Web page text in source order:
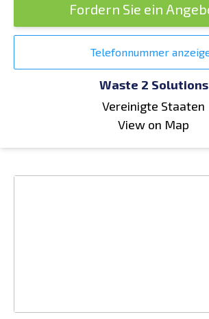
Fordern Sie ein
Telefonnummer
Waste 2 Solutions
Vereinigte Staaten
View on Map